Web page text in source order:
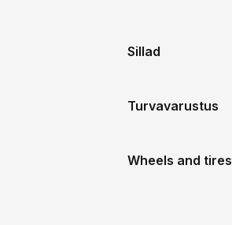
Sillad
Turvavarustus
Wheels and tires